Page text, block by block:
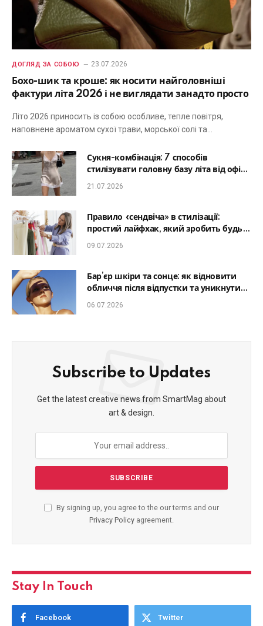
ДОГЛЯД ЗА СОБОЮ 23.07.2026
Бохо-шик та кроше: як носити найголовніші
фактури літа 2026 і не виглядати занадто просто
Літо 2026 приносить із собою особливе, тепле повітря,
наповнене ароматом сухої трави, морської солі та…
Сукня-комбінація: 7 способів
стилізувати головну базу літа від офісу
до романтичної вечері
21.07.2026
Правило «сендвіча» в стилізації:
простий лайфхак, який зробить будь-
який образ гармонійним
09.07.2026
Бар’єр шкіри та сонце: як відновити
обличчя після відпустки та уникнути
фотостаріння
06.07.2026
Subscribe to Updates
Get the latest creative news from SmartMag about
art & design.
By signing up, you agree to the our terms and our
Privacy Policy agreement.
Stay In Touch
Facebook Twitter